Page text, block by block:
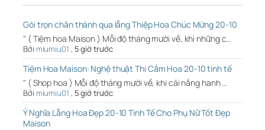
Gói trọn chân thành qua lẵng Thiệp Hoa Chúc Mừng 20-10
" ( Tiệm hoa Maison ) Mỗi độ tháng mười về, khi những c…
Bởi miumiu01 , 5 giờ trước
Tiệm Hoa Maison: Nghệ thuật Thi Cắm Hoa 20-10 tinh tế
" ( Shop hoa ) Mỗi độ tháng mười về, khi cái nắng hanh …
Bởi miumiu01 , 5 giờ trước
Ý Nghĩa Lẵng Hoa Đẹp 20-10 Tinh Tế Cho Phụ Nữ Tốt Đẹp
Maison